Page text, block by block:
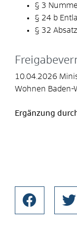
§ 3
§ 24 b
§ 32
10.04.2026
Wohnen Baden-
Ergänzung